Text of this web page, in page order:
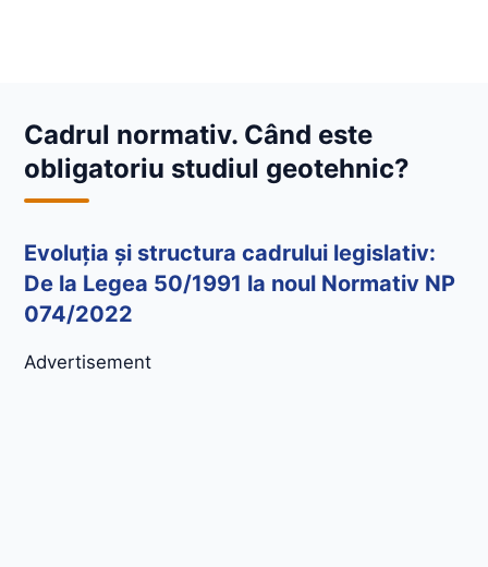
Cadrul normativ. Când este
obligatoriu studiul geotehnic?
Evoluția și structura cadrului legislativ:
De la Legea 50/1991 la noul Normativ NP
074/2022
Advertisement